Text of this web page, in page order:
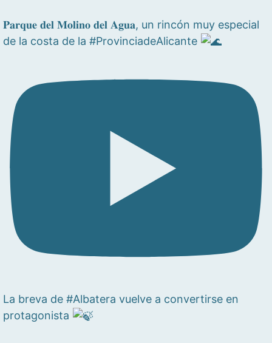
𝐏𝐚𝐫𝐪𝐮𝐞 𝐝𝐞𝐥 𝐌𝐨𝐥𝐢𝐧𝐨 𝐝𝐞𝐥 𝐀𝐠𝐮𝐚, un rincón muy especial
de la costa de la #ProvinciadeAlicante
La breva de #Albatera vuelve a convertirse en
protagonista